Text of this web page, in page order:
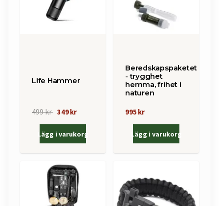
Life Hammer
499 kr 349 kr
Lägg i varukorg
Beredskapspaketet
- trygghet
hemma, frihet i
naturen
995 kr
Lägg i varukorg